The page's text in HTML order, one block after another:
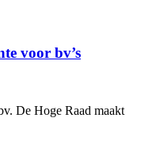
voor bv’s
De Hoge Raad maakt